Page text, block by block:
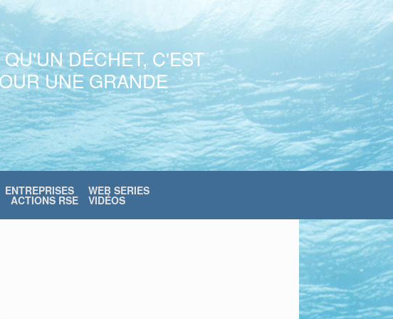
DÉCHET, C'EST
UNE GRANDE
ENTREPRISES
ACTIONS RSE
WEB SERIES
VIDÉOS